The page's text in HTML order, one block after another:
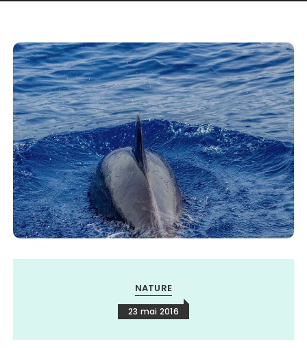
NATURE
23 mai 2016